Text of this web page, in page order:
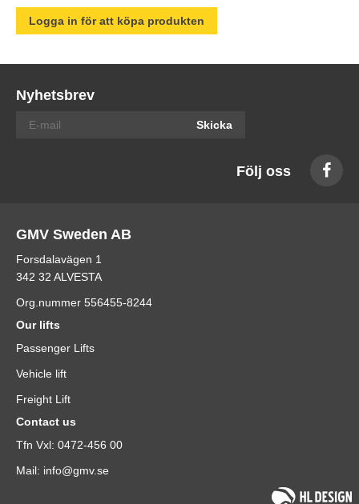
Logga in för att köpa produkten
Nyhetsbrev
Skicka
Följ oss
GMV Sweden AB
Forsdalavägen 1
342 32 ALVESTA
Org.nummer 556455-8244
Our lifts
Passenger Lifts
Vehicle lift
Freight Lift
Contact us
Tfn Vxl: 0472-456 00
Mail: info@gmv.se